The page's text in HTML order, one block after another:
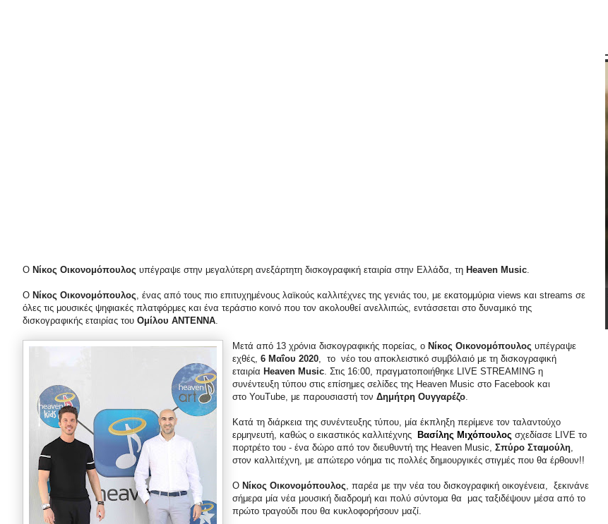
Ο Νίκος Οικονομόπουλος υπέγραψε στην μεγαλύτερη ανεξάρτητη δισκογραφική εταιρία στην Ελλάδα, τη Heaven Music.
Ο Νίκος Οικονομόπουλος, ένας από τους πιο επιτυχημένους λαϊκούς καλλιτέχνες της γενιάς του, με εκατομμύρια views και streams σε
όλες τις μουσικές ψηφιακές πλατφόρμες και ένα τεράστιο κοινό που τον ακολουθεί ανελλιπώς, εντάσσεται στο δυναμικό της
δισκογραφικής εταιρίας του Ομίλου ΑΝΤΕΝΝΑ.
Μετά από 13 χρόνια δισκογραφικής πορείας, ο Νίκος Οικονομόπουλος υπέγραψε
εχθές, 6 Μαΐου 2020, το νέο του αποκλειστικό συμβόλαιό με τη δισκογραφική
εταιρία Heaven Music. Στις 16:00, πραγματοποιήθηκε LIVE STREAMING η
συνέντευξη τύπου στις επίσημες σελίδες της Heaven Music στο Facebook και
στο YouTube, με παρουσιαστή τον Δημήτρη Ουγγαρέζο.
Κατά τη διάρκεια της συνέντευξης τύπου, μία έκπληξη περίμενε τον ταλαντούχο
ερμηνευτή, καθώς ο εικαστικός καλλιτέχνης
Βασίλης Μιχόπουλος σχεδίασε LIVE το
πορτρέτο του - ένα δώρο από τον διευθυντή της Heaven Music, Σπύρο Σταμούλη,
στον καλλιτέχνη, με απώτερο νόημα τις πολλές δημιουργικές στιγμές που θα έρθουν!!
Ο Νίκος Οικονομόπουλος, παρέα με την νέα του δισκογραφική οικογένεια, ξεκινάνε
σήμερα μία νέα μουσική διαδρομή και πολύ σύντομα θα μας ταξιδέψουν μέσα από το
πρώτο τραγούδι που θα κυκλοφορήσουν μαζί.